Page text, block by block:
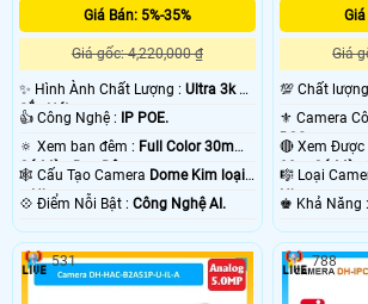
Giá Bán: 5%-35%
Giá gốc: 4,220,000 ₫
✨ Hình Ành Chất Lượng : Ultra 3k +
Sắc Nét .
👍 Công Nghệ :
IP POE.
🔅 Xem ban đêm : Full Color 30m
Có Màu Ban Ðêm.
🕸️ Cấu Tạo Camera Dome Kim loại
+ Nhựa.
️💠 Điểm Nỗi Bật : Công Nghệ AI.
Giá
Giá
💯 Chất
BCS.
80m Có Màu
🎼️ Loại
Nhựa.
️♚
531 788